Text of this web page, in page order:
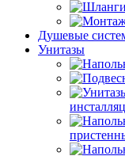
Душевые
Унитазы